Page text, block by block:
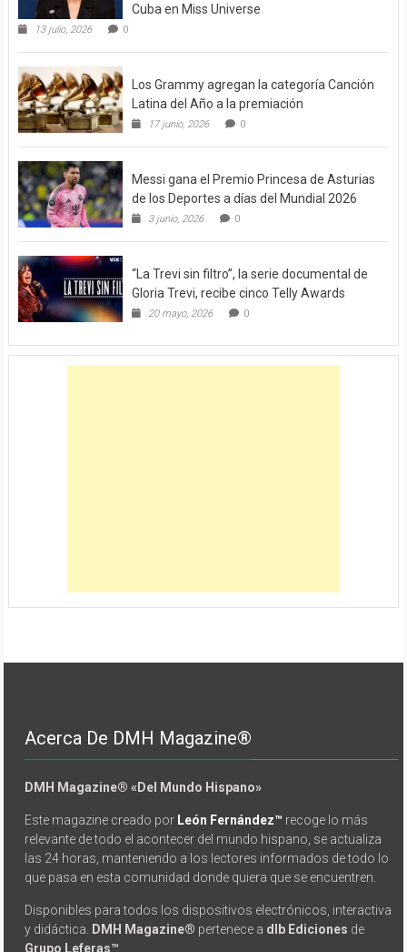
Cuba en Miss Universe
13 julio, 2026 0
Los Grammy agregan la categoría Canción
Latina del Año a la premiación
17 junio, 2026 0
Messi gana el Premio Princesa de Asturias
de los Deportes a días del Mundial 2026
3 junio, 2026 0
“La Trevi sin filtro”, la serie documental de
Gloria Trevi, recibe cinco Telly Awards
20 mayo, 2026 0
Acerca De DMH Magazine®
DMH Magazine® «Del Mundo Hispano»
Este magazine creado por León Fernández™ recoge lo más
relevante de todo el acontecer del mundo hispano, se actualiza
las 24 horas, manteniendo a los lectores informados de todo lo
que pasa en esta comunidad donde quiera que se encuentren.
Disponibles para todos los dispositivos electrónicos, interactiva
y didáctica.
DMH Magazine® pertenece a dlb Ediciones de
Grupo Leferas™